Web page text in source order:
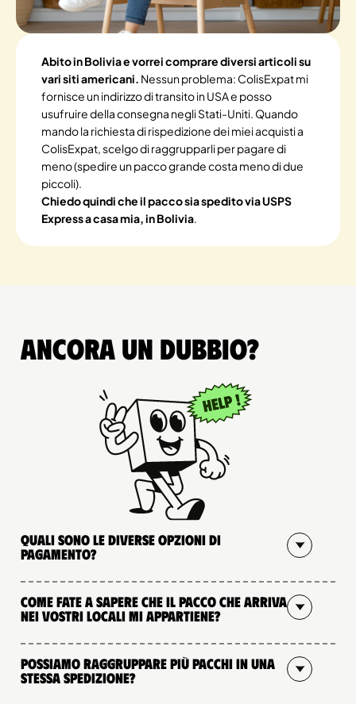
Abito in Bolivia e vorrei comprare diversi articoli su
vari siti americani. Nessun problema: ColisExpat mi
fornisce un indirizzo di transito in USA e posso
usufruire della consegna negli Stati-Uniti. Quando
mando la richiesta di rispedizione dei miei acquisti a
ColisExpat, scelgo di raggrupparli per pagare di
meno (spedire un pacco grande costa meno di due
piccoli).
Chiedo quindi che il pacco sia spedito via USPS
Express a casa mia, in Bolivia.
Ancora un dubbio?
Quali sono le diverse opzioni di
pagamento?
Come fate a sapere che il pacco che arriva
nei vostri locali mi appartiene?
Possiamo raggruppare più pacchi in una
stessa spedizione?